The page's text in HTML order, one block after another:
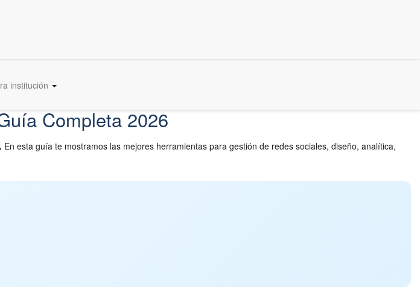
institución
Completa 2026
En esta guía te mostramos las mejores herramientas para gestión de redes sociales, diseño, analítica,